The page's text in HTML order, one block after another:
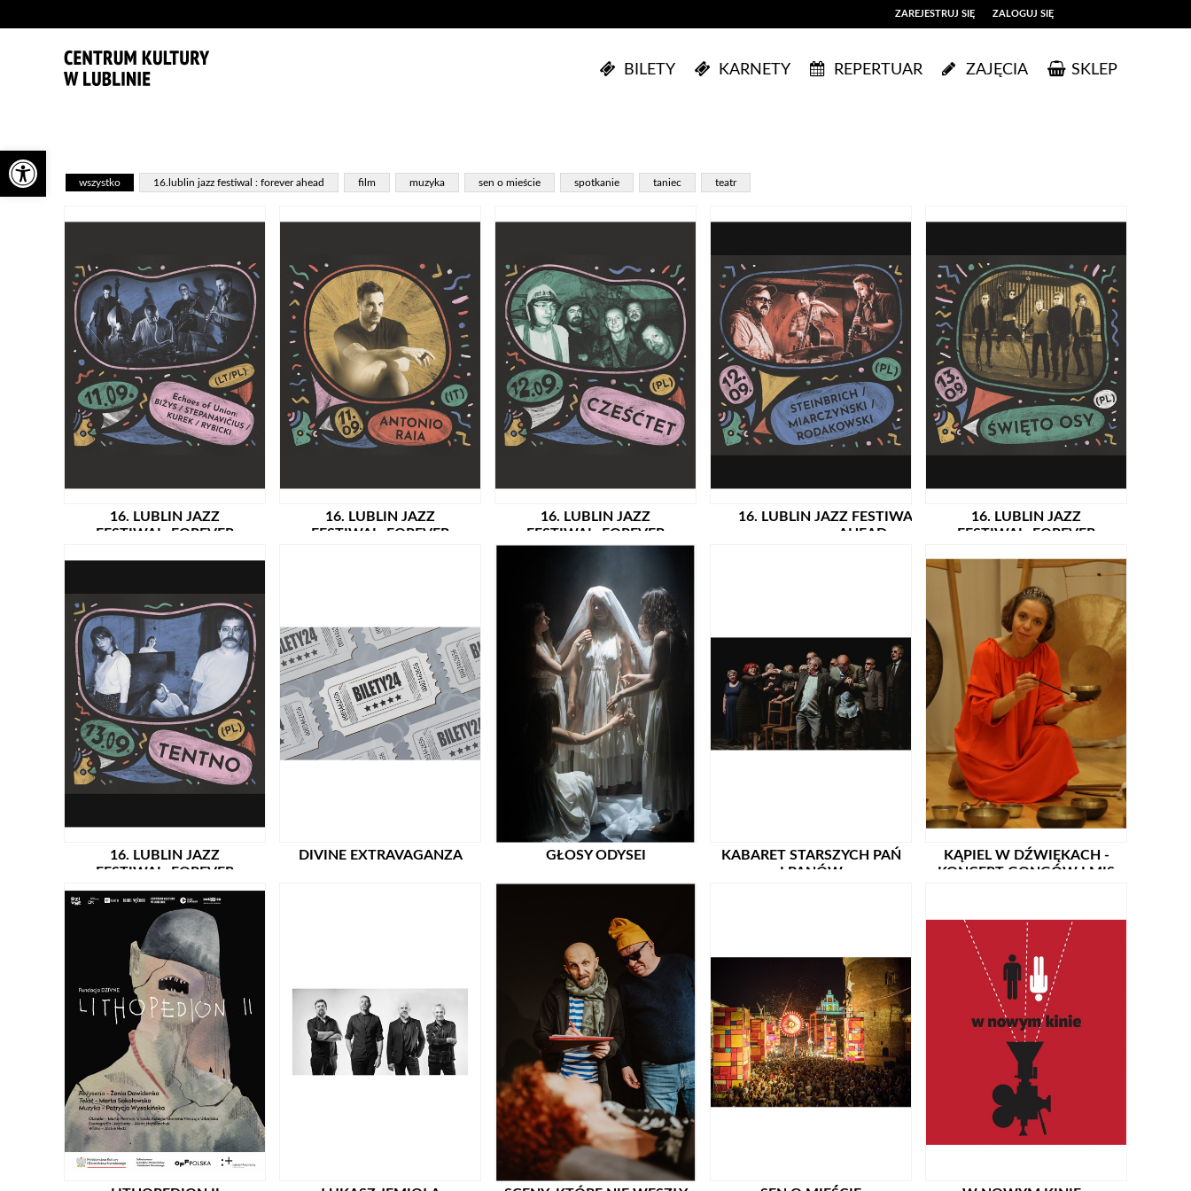
Otwórz pasek narzędzi
ZAREJESTRUJ SIĘ ZALOGUJ SIĘ
0,00
BILETY KARNETY REPERTUAR ZAJĘCIA SKLEP
wszystko 16.lublin jazz festiwal : forever ahead film muzyka sen o mieście spotkanie taniec teatr
16. LUBLIN JAZZ
FESTIWAL: FOREVER
RYBICKI (LT/PL) /
PRAPREMIERA!
16. LUBLIN JAZZ
FESTIWAL: FOREVER
16. LUBLIN JAZZ
FESTIWAL: FOREVER
AHEAD: CZEŚĆTET (PL)
16. LUBLIN JAZZ FESTIWAL: FOREVER
AHEAD:
16. LUBLIN JAZZ
FESTIWAL: FOREVER
PREMIERA!
16. LUBLIN JAZZ
FESTIWAL: FOREVER
AHEAD: TENTNO (PL) /
PREMIERA!
DIVINE EXTRAVAGANZA GŁOSY ODYSEI
KABARET STARSZYCH PAŃ
I PANÓW
KĄPIEL W DŹWIĘKACH -
KONCERT GONGÓW I MIS